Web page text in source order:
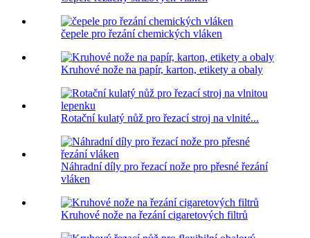
čepele pro řezání chemických vláken
Kruhové nože na papír, karton, etikety a obaly
Rotační kulatý nůž pro řezací stroj na vlnité...
Náhradní díly pro řezací nože pro přesné řezání
vláken
Kruhové nože na řezání cigaretových filtrů